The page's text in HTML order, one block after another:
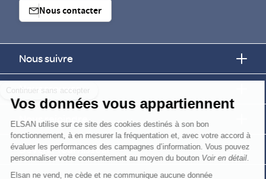
Vos données vous appartiennent
ELSAN utilise sur ce site des cookies destinés à son bon
fonctionnement, à en mesurer la fréquentation et, avec votre accord à
évaluer les performances des campagnes d’information. Vous pouvez
personnaliser votre consentement au moyen du boutonVoir en détail
Elsan ne vend, ne cède et ne communique aucune donnée
Nous contacter
Nous suivre
Nous trouver
Nous rejoindre
Devenir fournisseur